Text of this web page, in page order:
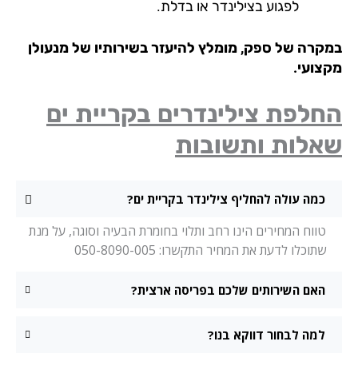
לפגוע בצילינדר או בדלת.
של ספק, מומלץ להיעזר בשירותיו של מנעולן
צילינדרים בקריית ים
ותשובות
כמה עולה להחליף צילינדר בקריית ים?
טווח המחירים הינו רחב ותלוי בחומרת הבעיה וסוגה, על מנת
שתוכלו לדעת את המחיר התקשרו: 050-8090-005
האם השירותים שלכם בפריסה ארצית?
למה לבחור דווקא בנו?